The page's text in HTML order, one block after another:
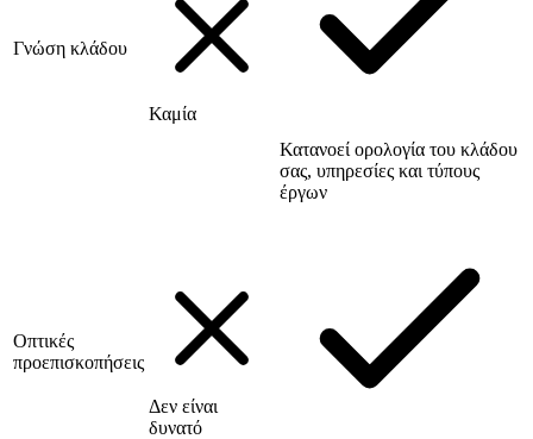
Γνώση κλάδου
Καμία
Κατανοεί ορολογία του κλάδου
σας, υπηρεσίες και τύπους
έργων
Οπτικές
προεπισκοπήσεις
Δεν είναι
δυνατό